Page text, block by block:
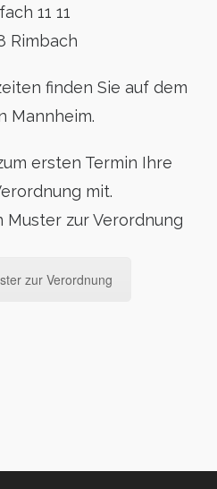
11 11
Rimbach
finden Sie auf dem
Mannheim.
ersten Termin Ihre
mit.
Muster zur Verordnung
zur Verordnung